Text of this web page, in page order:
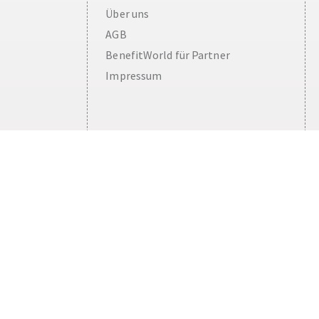
Cookie Consent plugin for the EU cookie
Über uns
AGB
BenefitWorld für Partner
Impressum